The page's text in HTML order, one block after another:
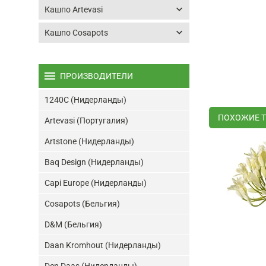
ПОХОЖИЕ
Кашпо Artevasi keyboard_arrow_down
Кашпо Cosapots keyboard_arrow_down
menu ПРОИЗВОДИТЕЛИ
1240C (Нидерланды)
Artevasi (Португалия)
Artstone (Нидерланды)
Baq Design (Нидерланды)
Capi Europe (Нидерланды)
Cosapots (Бельгия)
D&M (Бельгия)
Daan Kromhout (Нидерланды)